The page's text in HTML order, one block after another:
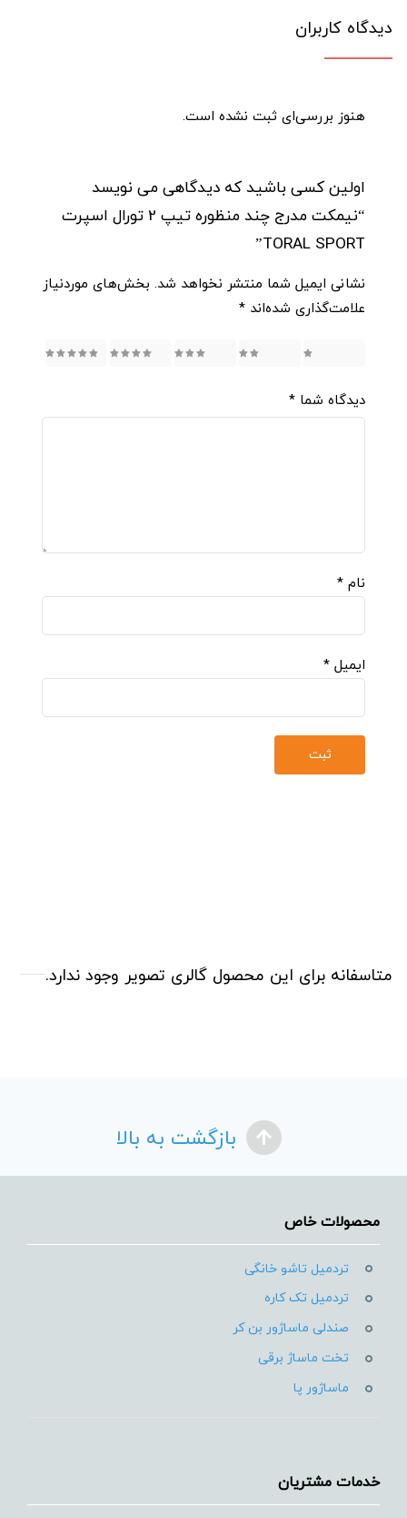
دیدگاه کاربران
هنوز بررسی‌ای ثبت نشده است.
اولین کسی باشید که دیدگاهی می نویسد
“نیمکت مدرج چند منظوره تیپ 2 تورال اسپرت
TORAL SPORT”
نشانی ایمیل شما منتشر نخواهد شد. بخش‌های موردنیاز
علامت‌گذاری شده‌اند *
5
دیدگاه شما *
نام *
ایمیل *
متاسفانه برای این محصول گالری تصویر وجود ندارد.
بازگشت به بالا
محصولات خاص
تردمیل تاشو خانگی
تردمیل تک کاره
صندلی ماساژور بن کر
تخت ماساژ برقی
ماساژور پا
خدمات مشتریان